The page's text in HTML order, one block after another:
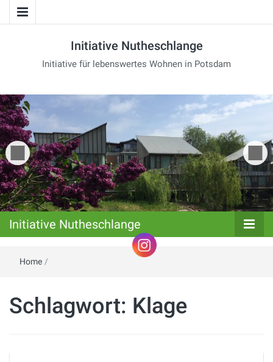
Initiative Nutheschlange
Initiative für lebenswertes Wohnen in Potsdam
Initiative Nutheschlange
Home /
Schlagwort: Klage